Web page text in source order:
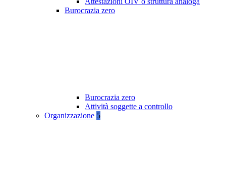
Burocrazia zero
Burocrazia zero
Attività soggette a controllo
Organizzazione 5